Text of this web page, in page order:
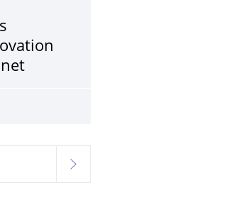
Standort: TU Dresden beteiligt sich
weiter